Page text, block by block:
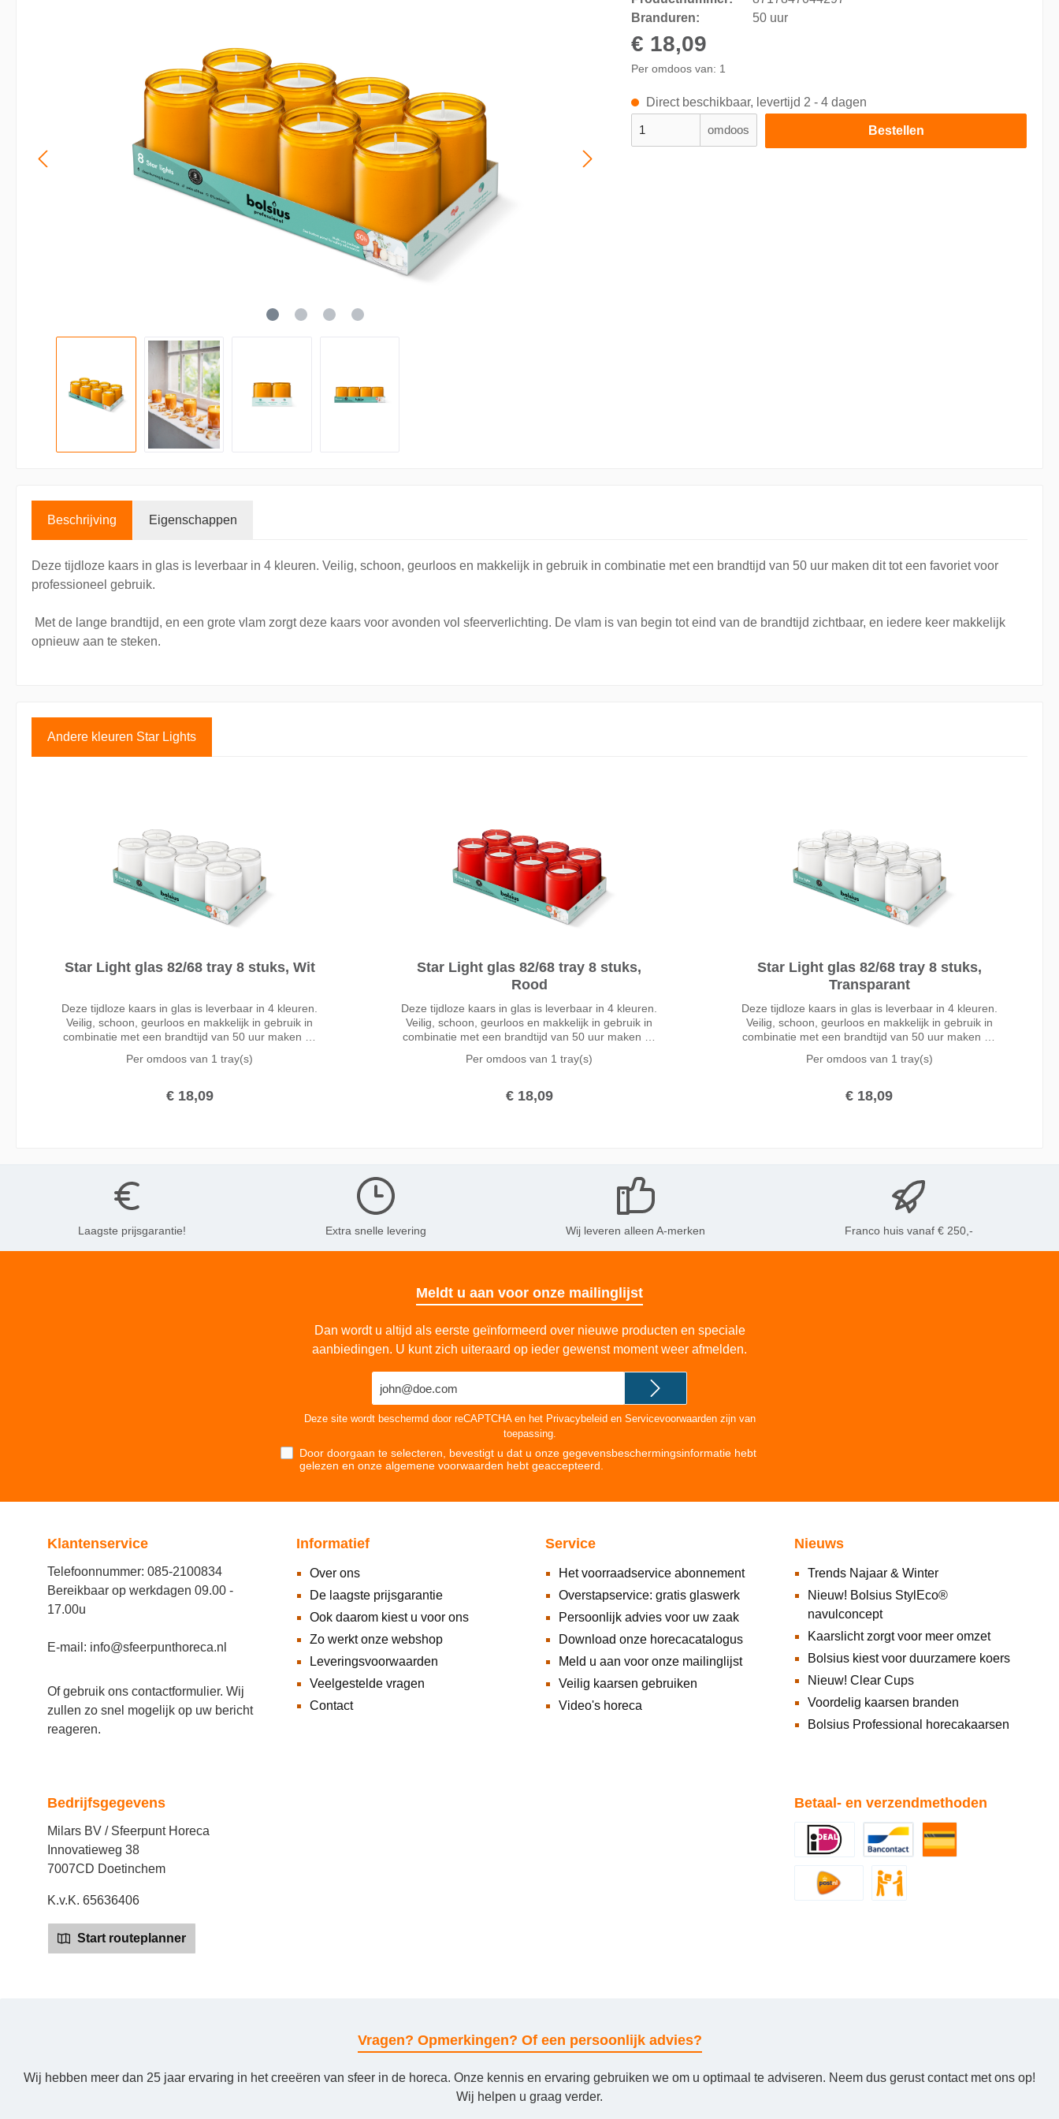
Branduren:
50 uur
€ 18,09
Per omdoos van: 1
Direct beschikbaar, levertijd 2 - 4 dagen
omdoos Bestellen
Beschrijving Eigenschappen
Deze tijdloze kaars in glas is leverbaar in 4 kleuren. Veilig, schoon, geurloos en makkelijk in gebruik in combinatie met een brandtijd van 50 uur maken dit tot een favoriet voor
professioneel gebruik.
Met de lange brandtijd, en een grote vlam zorgt deze kaars voor avonden vol sfeerverlichting. De vlam is van begin tot eind van de brandtijd zichtbaar, en iedere keer makkelijk
opnieuw aan te steken.
Andere kleuren Star Lights
Star Light glas 82/68 tray 8 stuks, Wit
Deze tijdloze kaars in glas is leverbaar in 4 kleuren.
Veilig, schoon, geurloos en makkelijk in gebruik in
combinatie met een brandtijd van 50 uur maken dit
lange brandtijd, en een grote vlam zorgt deze kaars
begin tot eind van de brandtijd zichtbaar, en iedere
Per omdoos van 1 tray(s)
€ 18,09
Star Light glas 82/68 tray 8 stuks,
Rood
Deze tijdloze kaars in glas is leverbaar in 4 kleuren.
Veilig, schoon, geurloos en makkelijk in gebruik in
combinatie met een brandtijd van 50 uur maken dit
lange brandtijd, en een grote vlam zorgt deze kaars
begin tot eind van de brandtijd zichtbaar, en iedere
Per omdoos van 1 tray(s)
€ 18,09
Star Light glas 82/68 tray 8 stuks,
Transparant
Deze tijdloze kaars in glas is leverbaar in 4 kleuren.
Veilig, schoon, geurloos en makkelijk in gebruik in
combinatie met een brandtijd van 50 uur maken dit
lange brandtijd, en een grote vlam zorgt deze kaars
begin tot eind van de brandtijd zichtbaar, en iedere
Per omdoos van 1 tray(s)
€ 18,09
Laagste prijsgarantie! Extra snelle levering Wij leveren alleen A-merken Franco huis vanaf € 250,-
Meldt u aan voor onze mailinglijst
Dan wordt u altijd als eerste geïnformeerd over nieuwe producten en speciale
aanbiedingen. U kunt zich uiteraard op ieder gewenst moment weer afmelden.
Deze site wordt beschermd door reCAPTCHA en het Privacybeleid en Servicevoorwaardenzijn van
toepassing.
Door doorgaan te selecteren, bevestigt u dat u onze gegevensbeschermingsinformatie hebt
gelezen en onze algemene voorwaarden hebt geaccepteerd.
Klantenservice
Telefoonnummer: 085-2100834
Bereikbaar op werkdagen 09.00 -
17.00u
E-mail: info@sfeerpunthoreca.nl
Of gebruik ons contactformulier. Wij
zullen zo snel mogelijk op uw bericht
reageren.
Informatief
Over ons
De laagste prijsgarantie
Ook daarom kiest u voor ons
Zo werkt onze webshop
Leveringsvoorwaarden
Veelgestelde vragen
Contact
Service
Het voorraadservice abonnement
Overstapservice: gratis glaswerk
Persoonlijk advies voor uw zaak
Download onze horecacatalogus
Meld u aan voor onze mailinglijst
Veilig kaarsen gebruiken
Video's horeca
Nieuws
Trends Najaar & Winter
Nieuw! Bolsius StylEco®
navulconcept
Kaarslicht zorgt voor meer omzet
Bolsius kiest voor duurzamere koers
Nieuw! Clear Cups
Voordelig kaarsen branden
Bolsius Professional horecakaarsen
Bedrijfsgegevens
Milars BV / Sfeerpunt Horeca
Innovatieweg 38
7007CD Doetinchem
K.v.K. 65636406
Start routeplanner
Betaal- en verzendmethoden
Vragen? Opmerkingen? Of een persoonlijk advies?
Wij hebben meer dan 25 jaar ervaring in het creeëren van sfeer in de horeca. Onze kennis en ervaring gebruiken we om u optimaal te adviseren. Neem dus gerust contact met ons op!
Wij helpen u graag verder.